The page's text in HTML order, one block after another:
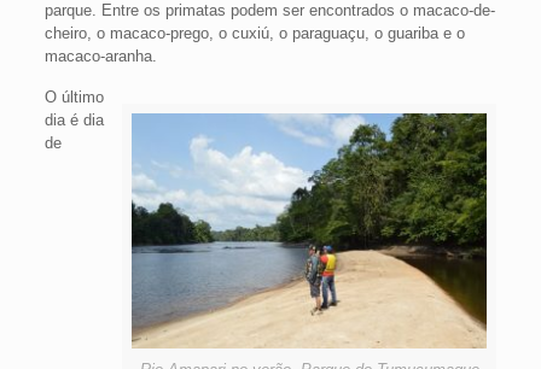
parque. Entre os primatas podem ser encontrados o macaco-de-
cheiro, o macaco-prego, o cuxiú, o paraguaçu, o guariba e o
macaco-aranha.
O último
dia é dia
de